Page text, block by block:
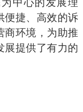
便捷、高效的诉
商环境，为助推
展提供了有力的